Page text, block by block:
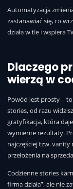
Automatyzacja
zastanawiać się, co
działa w tle i wspiera
Dlaczego
wierzą w
Powód jest prosty –
stories, od razu
gratyfikacja, która daje
wymierne rezultaty.
najczęściej tzw. vanity
przełożenia na
Codzienne stories
firma działa”, ale nie